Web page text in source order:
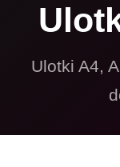
Ulotki A4,